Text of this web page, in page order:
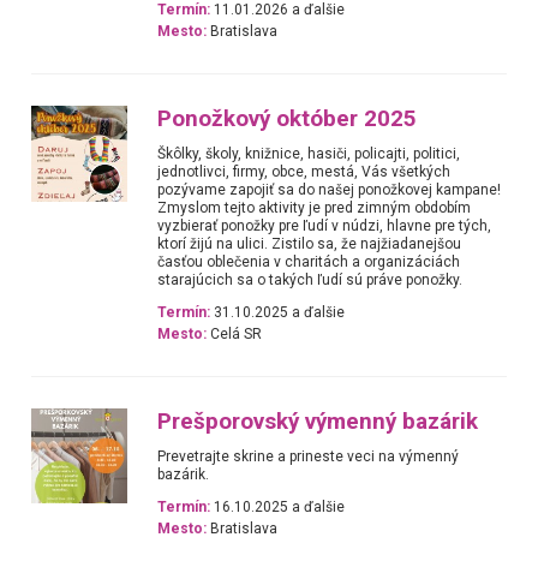
Termín: 11.01.2026 a ďalšie
Mesto: Bratislava
Ponožkový október 2025
Škôlky, školy, knižnice, hasiči, policajti, politici,
jednotlivci, firmy, obce, mestá, Vás všetkých
pozývame zapojiť sa do našej ponožkovej kampane!
Zmyslom tejto aktivity je pred zimným obdobím
vyzbierať ponožky pre ľudí v núdzi, hlavne pre tých,
ktorí žijú na ulici. Zistilo sa, že najžiadanejšou
časťou oblečenia v charitách a organizáciách
starajúcich sa o takých ľudí sú práve ponožky.
Termín: 31.10.2025 a ďalšie
Mesto: Celá SR
Prešporovský výmenný bazárik
Prevetrajte skrine a prineste veci na výmenný
bazárik.
Termín: 16.10.2025 a ďalšie
Mesto: Bratislava